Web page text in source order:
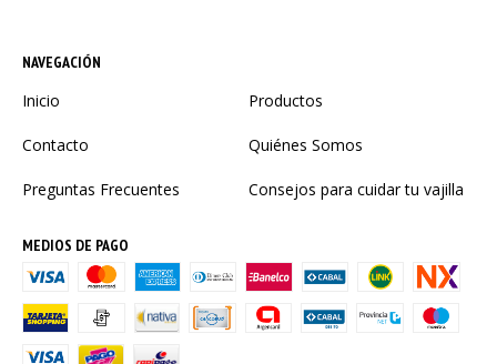
NAVEGACIÓN
Inicio Productos
Contacto Quiénes Somos
Preguntas Frecuentes Consejos para cuidar tu vajilla
MEDIOS DE PAGO